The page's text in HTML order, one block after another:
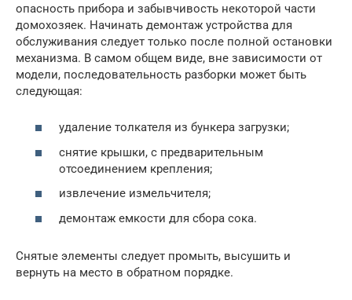
опасность прибора и забывчивость некоторой части
домохозяек. Начинать демонтаж устройства для
обслуживания следует только после полной остановки
механизма. В самом общем виде, вне зависимости от
модели, последовательность разборки может быть
следующая:
удаление толкателя из бункера загрузки;
снятие крышки, с предварительным
отсоединением крепления;
извлечение измельчителя;
демонтаж емкости для сбора сока.
Снятые элементы следует промыть, высушить и
вернуть на место в обратном порядке.